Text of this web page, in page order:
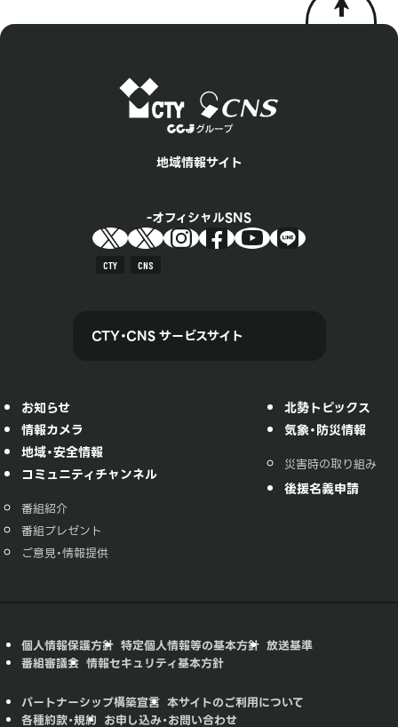
地域情報サイト
オフィシャルSNS
CTY CNS
CTY・CNS サービスサイト
お知らせ
情報カメラ
地域・安全情報
コミュニティチャンネル
番組紹介
番組プレゼント
ご意見・情報提供
北勢トピックス
気象・防災情報
災害時の取り組み
後援名義申請
個人情報保護方針 特定個人情報等の基本方針 放送基準
番組審議会 情報セキュリティ基本方針
パートナーシップ構築宣言 本サイトのご利用について
各種約款・規約 お申し込み・お問い合わせ